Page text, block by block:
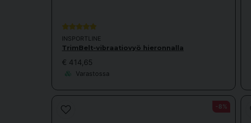
INSPORTLINE
TrimBelt-vibraatiovyö hieronnalla
€ 414,65
Varastossa
-8%